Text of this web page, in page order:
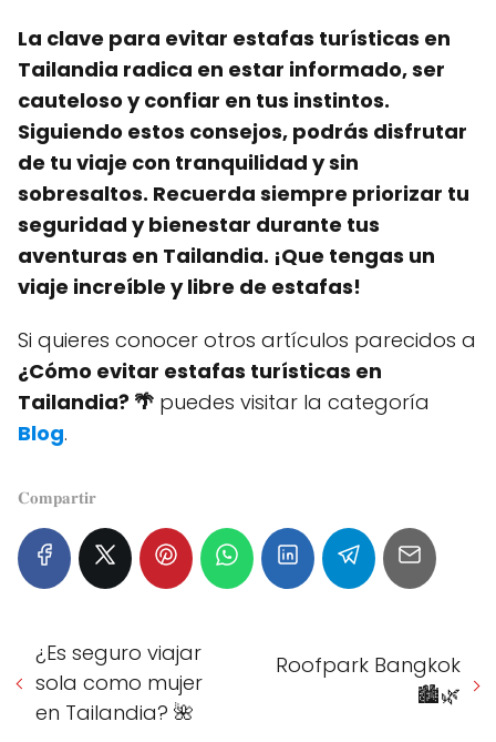
La clave para evitar estafas turísticas en
Tailandia radica en estar informado, ser
cauteloso y confiar en tus instintos.
Siguiendo estos consejos, podrás disfrutar
de tu viaje con tranquilidad y sin
sobresaltos. Recuerda siempre priorizar tu
seguridad y bienestar durante tus
aventuras en Tailandia. ¡Que tengas un
viaje increíble y libre de estafas!
Si quieres conocer otros artículos parecidos a
¿Cómo evitar estafas turísticas en
Tailandia? 🌴 puedes visitar la categoría
Blog.
𝐂𝐨𝐦𝐩𝐚𝐫𝐭𝐢𝐫
¿Es seguro viajar
sola como mujer
en Tailandia? 🌺
Roofpark Bangkok
🏙️🌿